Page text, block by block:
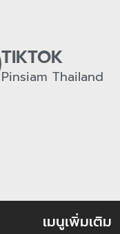
TIKTOK
Pinsiam Thailand
เมนูเพิ่มเติม